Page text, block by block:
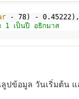
- 78) -
1 เป็นปี อธิกมาส
ปข้อมูล วันเริ่มต้น